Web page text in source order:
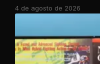
4 de agosto de 2026